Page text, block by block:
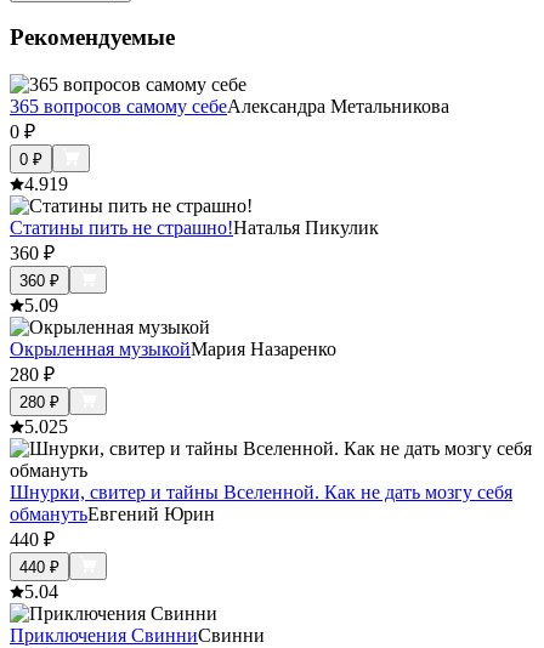
Рекомендуемые
365 вопросов самому себеАлександра Метальникова
0 ₽
0 ₽
4.919
Статины пить не страшно!Наталья Пикулик
360 ₽
360 ₽
5.09
Окрыленная музыкойМария Назаренко
280 ₽
280 ₽
5.025
Шнурки, свитер и тайны Вселенной. Как не дать мозгу себя
обманутьЕвгений Юрин
440 ₽
440 ₽
5.04
Приключения СвинниСвинни